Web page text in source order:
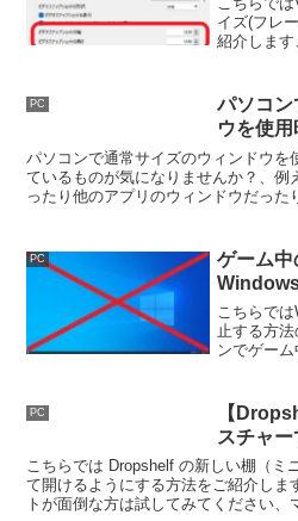
イズ(フレ
紹介しま
うことで
す。
PC
パソコン
ウを使
パソコンで通常サイズのウィンドウを
ているものが気になりませんか？、例
ったり他のアプリのウィンドウだった
PC
ゲーム中
こちらで
止する方
ンでゲー
た事はな
の対策です
PC
【
スチャー
こちらでは Dropshelf の新しい棚（ミ
て開けるようにする方法をご紹介しま
トが面倒な方は試してみてください